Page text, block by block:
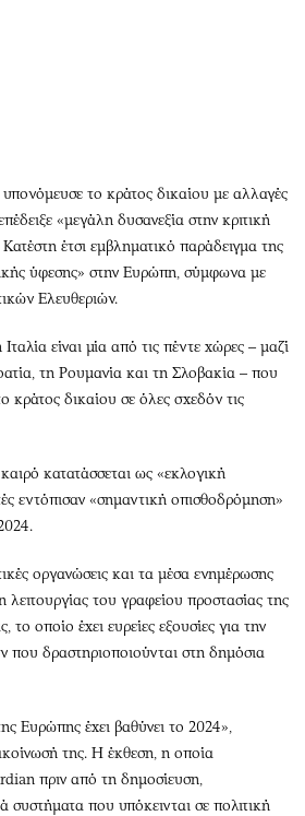
Podcasts
Uncut
Προσφορές
Προσωπικότητες στην ''Κ''
το κράτος δικαίου με αλλαγές
«μεγάλη δυσανεξία στην κριτική
έτσι εμβληματικό παράδειγμα της
ύφεσης» στην Ευρώπη, σύμφωνα με
Ελευθεριών.
είναι μία από τις πέντε χώρες – μαζί
τη Ρουμανία και τη Σλοβακία – που
κράτος δικαίου σε όλες σχεδόν τις
κατατάσσεται ως «εκλογική
εντόπισαν «σημαντική οπισθοδρόμηση»
οργανώσεις και τα μέσα ενημέρωσης
λειτουργίας του γραφείου προστασίας της
το οποίο έχει ευρείες εξουσίες για την
δραστηριοποιούνται στη δημόσια
Ευρώπης έχει βαθύνει το 2024»,
της. Η έκθεση, η οποία
πριν από τη δημοσίευση,
συστήματα που υπόκεινται σε πολιτική